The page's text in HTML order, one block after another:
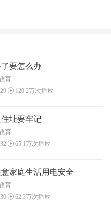
要怎么办
育
120.2万次播放
址要牢记
育
65.1万次播放
家庭生活用电安全
育
62.3万次播放